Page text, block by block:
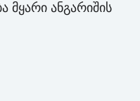
მყარი ანგარიშის